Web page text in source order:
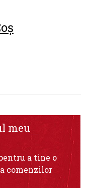
meu
a tine o
comenzilor